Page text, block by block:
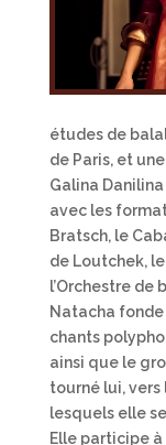
études de
de Paris, et
Galina
avec les
Bratsch, le
de Loutchek,
l’Orchestre de
Natacha fonde
chants
ainsi que le
tourné lui,
lesquels elle
Elle participe